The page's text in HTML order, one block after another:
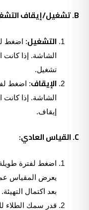
B. تشغيل/إيقاف التشغيل:
التشغيل: اضغط
الشاشة. إذا كانت
تشغيل.
الإيقاف: اضغط
الشاشة. إذا كانت
إيقاف.
C. القياس العادي:
اضغط لفترة
يعرض المقياس
بعد اكتمال التهيئة.
قدر سمك الطلاء